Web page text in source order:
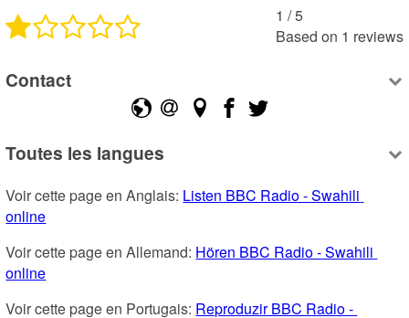
1 /5
Based on 1 reviews
Contact
Toutes les langues
Voir cette page en Anglais: Listen BBC Radio - Swahili
online
Voir cette page en Allemand: Hören BBC Radio - Swahili
online
Voir cette page en Portugais: Reproduzir BBC Radio -